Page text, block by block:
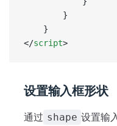
		}
	}
</script>
设置输入框形状
通过 shape 设置输